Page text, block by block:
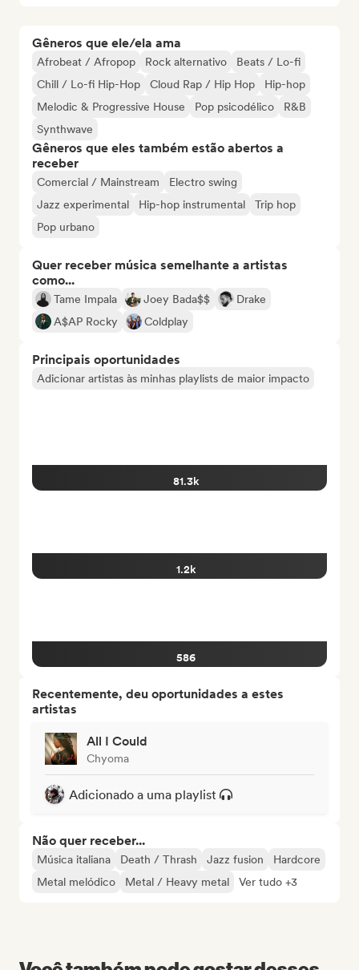
Gêneros que ele/ela ama
Afrobeat / Afropop Rock alternativo
Beats / Lo-fi
Chill / Lo-fi Hip-Hop
Cloud Rap / Hip Hop
Hip-hop
Melodic & Progressive House
Pop psicodélico
R&B
Synthwave
Gêneros que eles também estão abertos a
receber
Comercial / Mainstream
Electro swing
Jazz experimental
Hip-hop instrumental
Trip hop
Pop urbano
Quer receber música semelhante a artistas
como...
Tame Impala Joey Bada$$
Drake
A$AP Rocky
Coldplay
Principais oportunidades
Adicionar artistas às minhas playlists de maior impacto
81.3k
1.2k
586
Recentemente, deu oportunidades a estes
artistas
All I Could
Chyoma
Adicionado a uma playlist
Não quer receber...
Música italiana Death / Thrash Jazz fusion
Hardcore
Metal melódico
Metal / Heavy metal Ver tudo +3